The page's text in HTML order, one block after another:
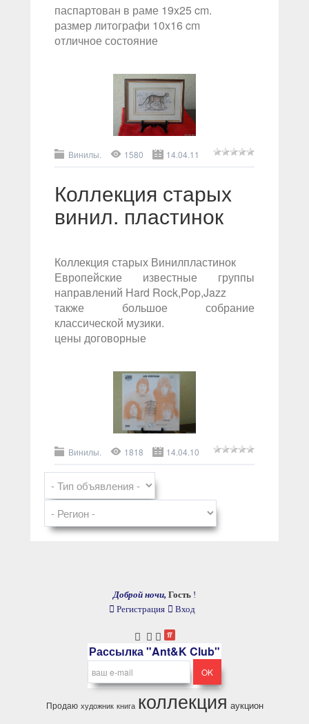
паспартован в раме 19x25 cm.
размер литографи 10x16 cm
отличное состояние
Винилы. 1580 14.04.11
Коллекция старых
винил. пластинок
Коллекция старых Винилпластинок
Европейские известные группы
направлений Hard Rock,Pop,Jazz
также большое собрание
классической музики.
цены договорные
Винилы. 1818 14.04.10
Доброй ночи, Гость !
Регистрация
Вход
Рассылка "Ant&K Club"
Продаю художник книга коллекция аукцион